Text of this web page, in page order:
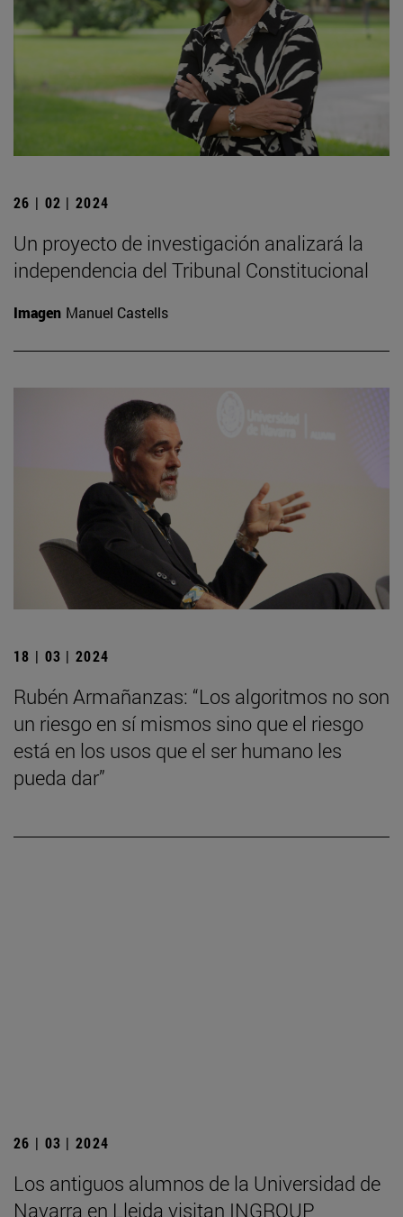
26 | 02 | 2024
Un proyecto de investigación analizará la
independencia del Tribunal Constitucional
Imagen Manuel Castells
18 | 03 | 2024
Rubén Armañanzas: “Los algoritmos no son
un riesgo en sí mismos sino que el riesgo
está en los usos que el ser humano les
pueda dar”
26 | 03 | 2024
Los antiguos alumnos de la Universidad de
Navarra en Lleida visitan INGROUP